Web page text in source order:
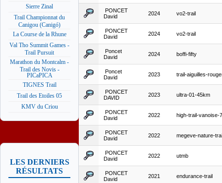
Sierre Zinal
Trail Championnat du
Canigou (Canigó)
La Course de la Rhune
Val Tho Summit Games -
Trail Pursuit
Marathon du Montcalm -
Trail des Novis -
PICaPICA
TIGNES Trail
Trail des Etoiles 05
KMV du Criou
LES DERNIERS
RÉSULTATS
PONCET
David
2024 vo2-trail
PONCET
David
2024 vo2-trail
Poncet
David
2024 boffi-fifty
Poncet
David
2023 trail-aiguilles-
PONCET
DAVID
2023 ultra-01-45km
PONCET
David
2022 high-trail-vanoise-
PONCET
David
2022 megeve-nature-
PONCET
David
2022 utmb
PONCET
David
2021 endurance-trail